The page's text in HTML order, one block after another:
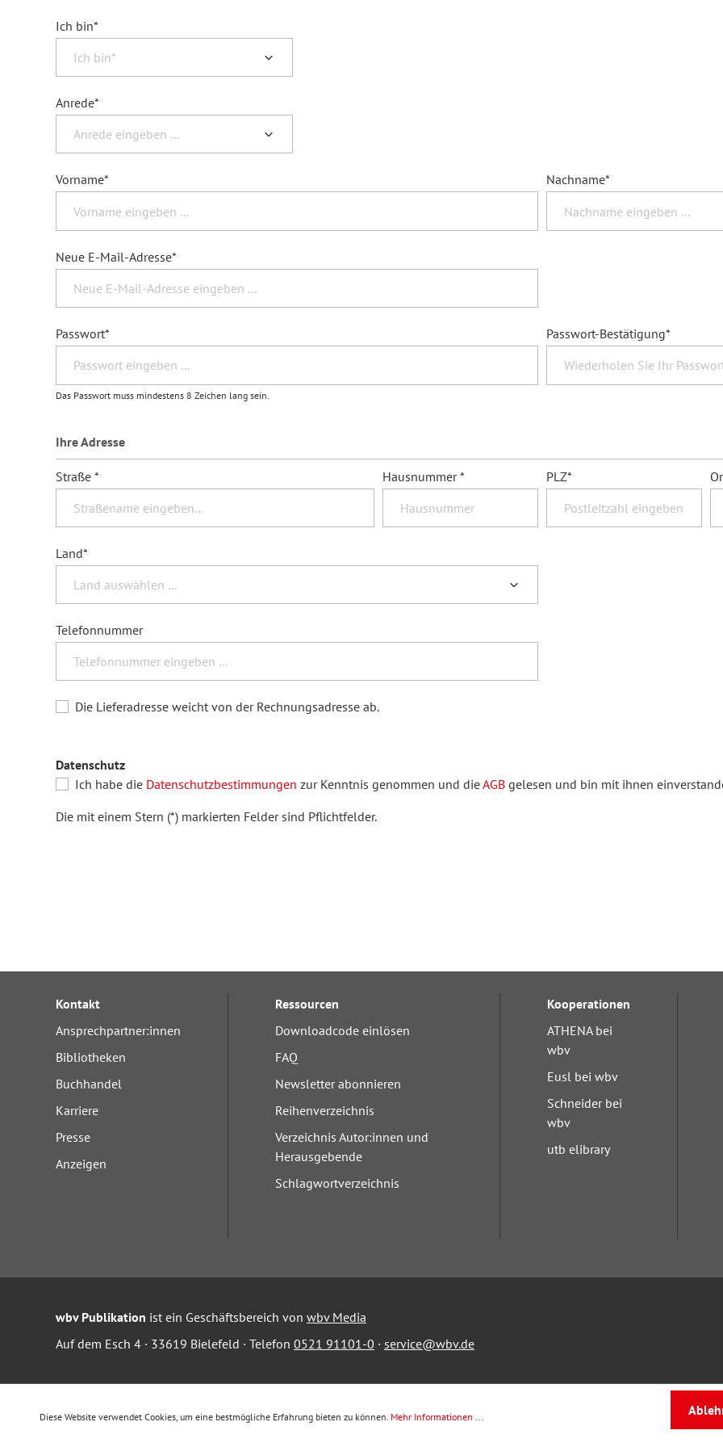
Forum Arbeitslehre
Ich bin*
Anrede*
Vorname* Nachname*
Neue E-Mail-Adresse*
Passwort*
Das Passwort muss mindestens 8 Zeichen lang sein.
Passwort-Bestätigung*
Ihre Adresse
Straße * Hausnummer * PLZ*
Land*
Telefonnummer
Die Lieferadresse weicht von der Rechnungsadresse ab.
Datenschutz
Ich habe die Datenschutzbestimmungen zur Kenntnis genommen und dieAGB gelesen und bin mit ihnen
Die mit einem Stern (*) markierten Felder sind Pflichtfelder.
Kontakt
Ansprechpartner:innen
Bibliotheken
Buchhandel
Karriere
Presse
Anzeigen
Ressourcen
Downloadcode einlösen
FAQ
Newsletter abonnieren
Reihenverzeichnis
Verzeichnis Autor:innen und
Herausgebende
Schlagwortverzeichnis
Kooperationen
ATHENA bei
wbv
Eusl bei wbv
Schneider bei
wbv
utb elibrary
wbv Publikation ist ein Geschäftsbereich von wbv Media
Auf dem Esch 4 · 33619 Bielefeld · Telefon 0521 91101-0 · service@wbv.de
Diese Website verwendet Cookies, um eine bestmögliche Erfahrung bieten zu können. Mehr Informationen ...